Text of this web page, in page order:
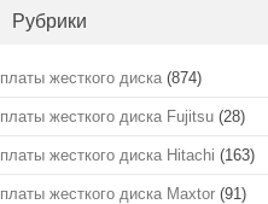
Рубрики
платы жесткого диска (874)
платы жесткого диска Fujitsu (28)
платы жесткого диска Hitachi (163)
платы жесткого диска Maxtor (91)